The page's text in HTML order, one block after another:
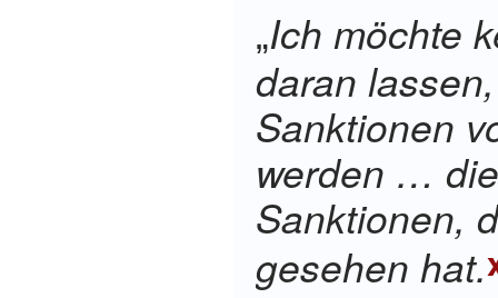
„Ich möchte
daran
Sanktionen
werden …
Sanktionen,
gesehen hat.